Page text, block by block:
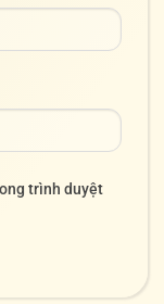
trình duyệt